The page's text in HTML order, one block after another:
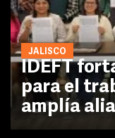
JALISCO
IDEFT
para el
amplía